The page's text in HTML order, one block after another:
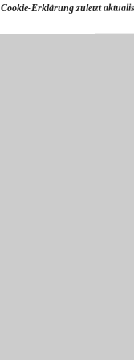
Cookie-Erklärung zuletzt